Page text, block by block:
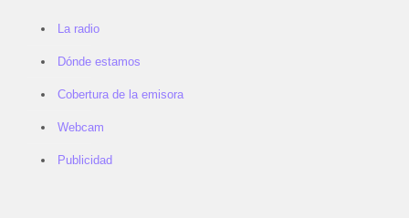
La radio
Dónde estamos
Cobertura de la emisora
Webcam
Publicidad